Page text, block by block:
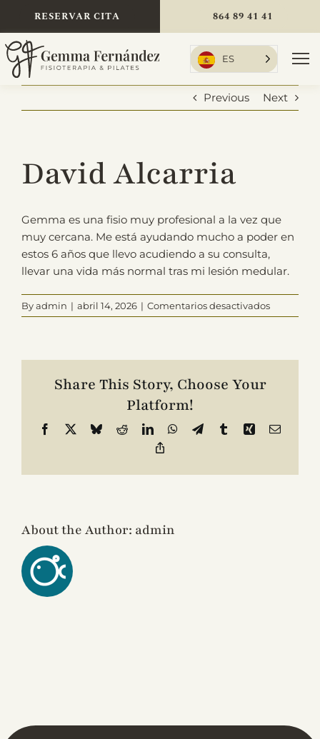
content
RESERVAR CITA 864 89 41 41
ES
Sobre mí
Tarifas
Previous Next
David Alcarria
Gemma es una fisio muy profesional a la vez que
muy cercana. Me está ayudando mucho a poder en
estos 6 años que llevo acudiendo a su consulta,
llevar una vida más normal tras mi lesión medular.
Byadmin | abril 14, 2026 | Comentarios desactivadosen
David
Share This Story, Choose Your
Platform!
Facebook BlueskyRedditLinkedInWhatsApp
TelegramTumblrXing Email
About the Author: admin